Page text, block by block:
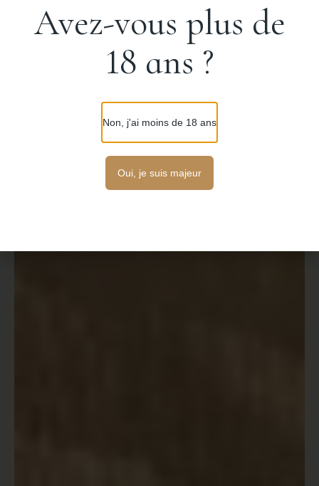
Avez-vous plus de
18 ans ?
Non, j'ai moins de 18 ans
Oui, je suis majeur